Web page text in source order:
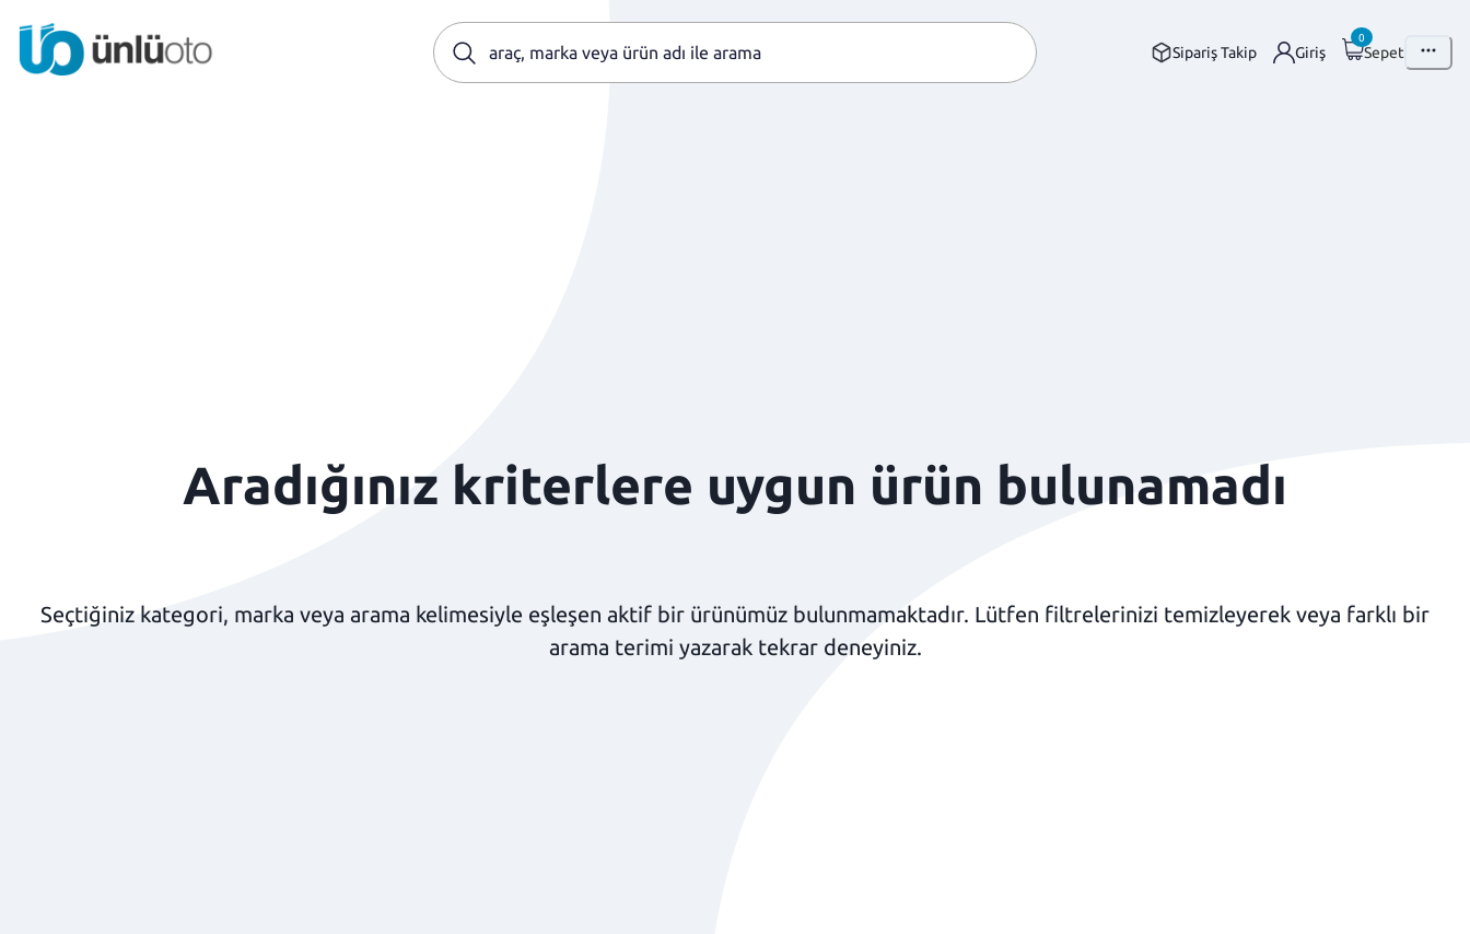
Sipariş Takip Giriş
0
Sepet
Aradığınız kriterlere uygun ürün bulunamadı
Seçtiğiniz kategori, marka veya arama kelimesiyle eşleşen aktif bir ürünümüz bulunmamaktadır. Lütfen filtrelerinizi temizleyerek veya farklı bir
arama terimi yazarak tekrar deneyiniz.